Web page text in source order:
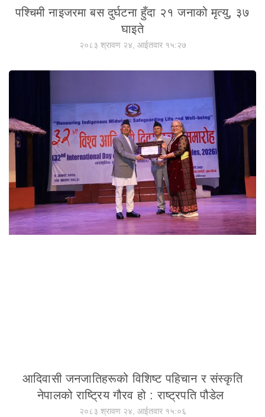
पश्चिमी नाइजरमा बस दुर्घटना हुँदा २१ जनाको मृत्यु, ३७
घाइते
२०८३ श्रावण २४, आईतवार १५:२७
आदिवासी जनजातिहरूको विशिष्ट पहिचान र संस्कृति
नेपालको राष्ट्रिय गौरव हो : राष्ट्रपति पौडेल
२०८३ श्रावण २४, आईतवार १५:०६